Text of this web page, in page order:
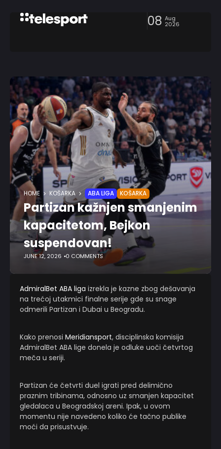
08 Aug
2026
HOME KOŠARKA ABA LIGA KOŠARKA
Partizan kažnjen smanjenim
kapacitetom, Bejkon
suspendovan!
JUNE 12, 2026 0 COMMENTS
AdmiralBet ABA liga izrekla je kazne zbog dešavanja
na trećoj utakmici finalne serije gde su snage
odmerili Partizan i Dubai u Beogradu.
Kako prenosi Meridiansport, disciplinska komisija
AdmiralBet ABA lige donela je odluke uoči četvrtog
meča u seriji.
Partizan će četvrti duel igrati pred delimično
praznim tribinama, odnosno uz smanjen kapacitet
gledalaca u Beogradskoj areni. Ipak, u ovom
momentu nije navedeno koliko će tačno publike
moći da prisustvuje.